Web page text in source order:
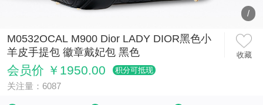
/
M0532OCAL M900 Dior LADY DIOR黑色小
羊皮手提包 徽章戴妃包 黑色
收藏
会员价 ￥1950.00 积分可抵现
关注量：6087